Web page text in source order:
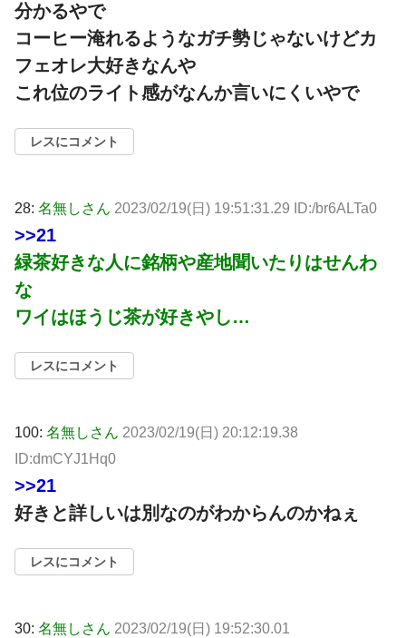
分かるやで
コーヒー淹れるようなガチ勢じゃないけどカ
フェオレ大好きなんや
これ位のライト感がなんか言いにくいやで
レスにコメント
28: 名無しさん 2023/02/19(日) 19:51:31.29 ID:/br6ALTa0
>>21
緑茶好きな人に銘柄や産地聞いたりはせんわ
な
ワイはほうじ茶が好きやし…
レスにコメント
100: 名無しさん 2023/02/19(日) 20:12:19.38
ID:dmCYJ1Hq0
>>21
好きと詳しいは別なのがわからんのかねぇ
レスにコメント
30: 名無しさん 2023/02/19(日) 19:52:30.01